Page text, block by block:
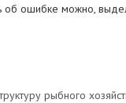
об ошибке можно,
рыбного